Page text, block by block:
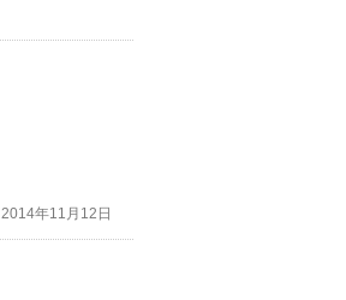
2014年11月12日